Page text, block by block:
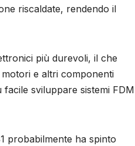
riscaldate, rendendo il
più durevoli, il che
e altri componenti
sviluppare sistemi FDM
probabilmente ha spinto